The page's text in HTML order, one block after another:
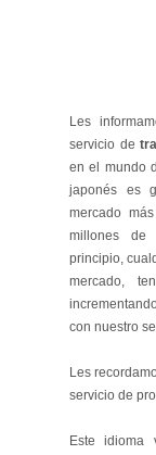
Les
servicio de
en el mundo
japonés es
mercado
millones de
principio,
mercado,
con nuestro
Les
servicio de
Este idioma